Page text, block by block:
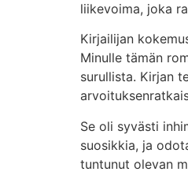
liikevoima, joka
Kirjailijan
Minulle tämän
surullista. Kirjan
Se oli syvästi
suosikkia, ja
tuntunut olevan